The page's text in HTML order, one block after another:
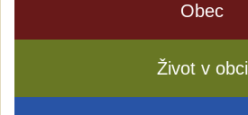
Obec
Život v obci